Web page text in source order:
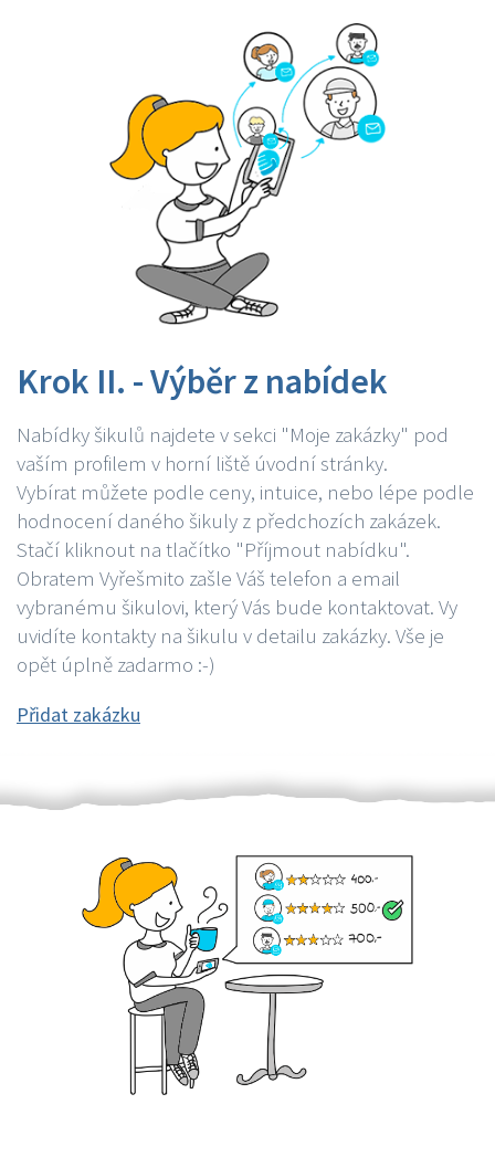
Krok II. - Výběr z nabídek
Nabídky šikulů najdete v sekci "Moje zakázky" pod
vaším profilem v horní liště úvodní stránky.
Vybírat můžete podle ceny, intuice, nebo lépe podle
hodnocení daného šikuly z předchozích zakázek.
Stačí kliknout na tlačítko "Příjmout nabídku".
Obratem Vyřešmito zašle Váš telefon a email
vybranému šikulovi, který Vás bude kontaktovat. Vy
uvidíte kontakty na šikulu v detailu zakázky. Vše je
opět úplně zadarmo :-)
Přidat zakázku